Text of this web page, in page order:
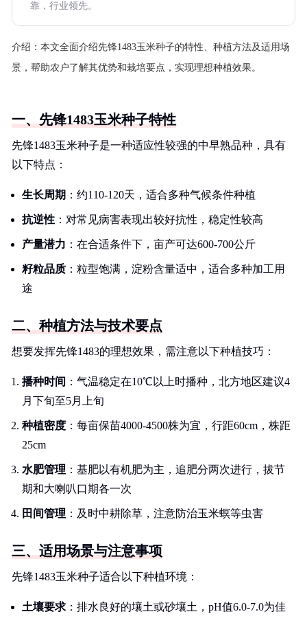
靠，行业领先。
介绍： 本文全面介绍先锋1483玉米种子的特性、种植方法及适用场
景，帮助农户了解其优势和栽培要点，实现理想种植效果。
一、先锋1483玉米种子特性
先锋1483玉米种子是一种适应性较强的中早熟品种，具有
以下特点：
生长周期 ：约110-120天，适合多种气候条件种植
抗逆性 ：对常见病害表现出较好抗性，稳定性较高
产量潜力 ：在合适条件下，亩产可达600-700公斤
籽粒品质 ：粒型饱满，淀粉含量适中，适合多种加工用
途
二、种植方法与技术要点
想要发挥先锋1483的理想效果，需注意以下种植技巧：
播种时间 ：气温稳定在10℃以上时播种，北方地区建议4
月下旬至5月上旬
种植密度 ：每亩保苗4000-4500株为宜，行距60cm，株距
25cm
水肥管理 ：基肥以有机肥为主，追肥分两次进行，拔节
期和大喇叭口期各一次
田间管理 ：及时中耕除草，注意防治玉米螟等虫害
三、适用场景与注意事项
先锋1483玉米种子适合以下种植环境：
土壤要求 ：排水良好的壤土或砂壤土，pH值6.0-7.0为佳